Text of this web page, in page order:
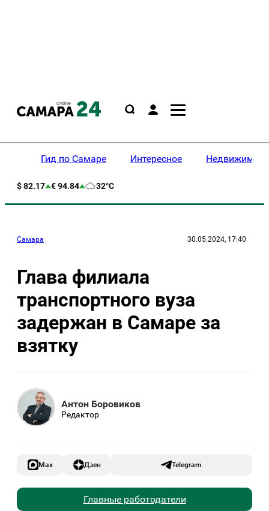
Гид по Самаре Интересное
$ 82.17 € 94.84 32°C
Самара 30.05.2024, 17:40
Глава филиала
транспортного вуза
задержан в Самаре за
взятку
Антон Боровиков
Редактор
Max Дзен Telegram
Главные работодатели